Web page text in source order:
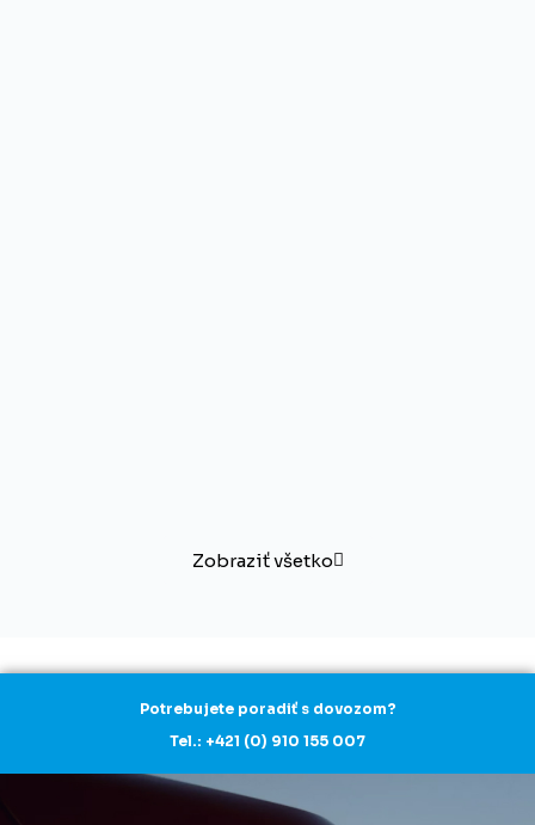
Zobraziť všetko
Potrebujete poradiť s dovozom?
Tel.: +421 (0) 910 155 007